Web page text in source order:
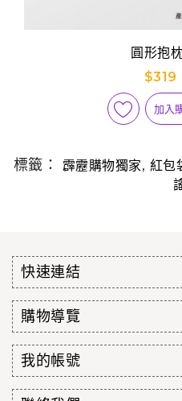
圓形抱
$319
加入
標籤： 霹靂購物獨家, 紅包
快速連結
購物導覽
我的帳號